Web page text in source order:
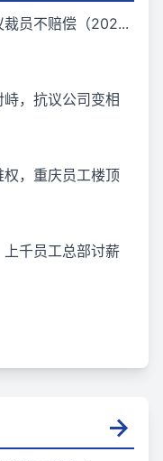
员不赔偿（202...
，抗议公司变相
，重庆员工楼顶
千员工总部讨薪